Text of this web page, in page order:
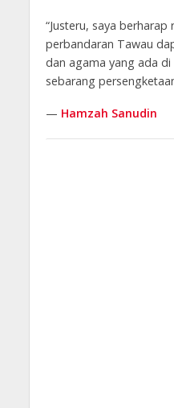
“Justeru, saya berharap
perbandaran Tawau
dan agama yang ada
sebarang
— Hamzah Sanudin